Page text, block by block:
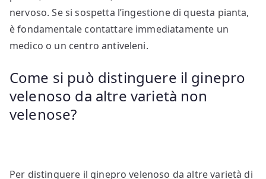
nervoso. Se si sospetta l’ingestione di questa pianta,
è fondamentale contattare immediatamente un
medico o un centro antiveleni.
Come si può distinguere il ginepro
velenoso da altre varietà non
velenose?
Per distinguere il ginepro velenoso da altre varietà di